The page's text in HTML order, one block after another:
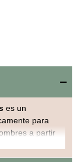
es un
para
a partir
minerales
defensas y la